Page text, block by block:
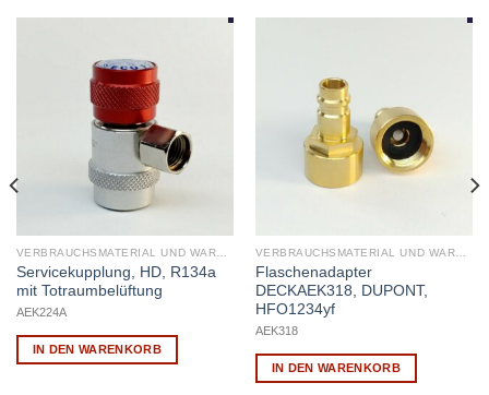
VERBRAUCHSMATERIAL UND WARTUNG
Servicekupplung, HD, R134a
mit Totraumbelüftung
AEK224A
IN DEN WARENKORB
VERBRAUCHSMATERIAL UND WARTUNG
Flaschenadapter
DECKAEK318, DUPONT,
HFO1234yf
AEK318
IN DEN WARENKORB